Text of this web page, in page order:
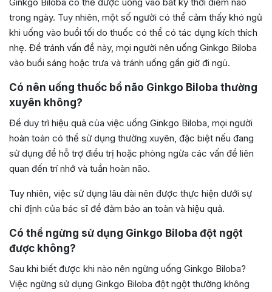
trong ngày. Tuy nhiên, một số người có thể cảm thấy khó ngủ
khi uống vào buổi tối do thuốc có thể có tác dụng kích thích
nhẹ. Để tránh vấn đề này, mọi người nên uống Ginkgo Biloba
vào buổi sáng hoặc trưa và tránh uống gần giờ đi ngủ.
Có nên uống thuốc bổ não Ginkgo Biloba thường
xuyên không?
Để duy trì hiệu quả của việc uống Ginkgo Biloba, mọi người
hoàn toàn có thể sử dụng thường xuyên, đặc biệt nếu đang
sử dụng để hỗ trợ điều trị hoặc phòng ngừa các vấn đề liên
quan đến trí nhớ và tuần hoàn não.
Tuy nhiên, việc sử dụng lâu dài nên được thực hiện dưới sự
chỉ định của bác sĩ để đảm bảo an toàn và hiệu quả.
Có thể ngừng sử dụng Ginkgo Biloba đột ngột
được không?
Sau khi biết được khi nào nên ngừng uống Ginkgo Biloba?
Việc ngừng sử dụng Ginkgo Biloba đột ngột thường không